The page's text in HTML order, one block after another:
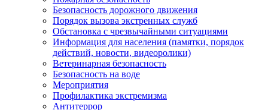
Безопасность дорожного движения
Порядок вызова экстренных служб
Обстановка с чрезвычайными ситуациями
Информация для населения (памятки, порядок
действий, новости, видеоролики)
Ветеринарная безопасность
Безопасность на воде
Мероприятия
Профилактика экстремизма
Антитеррор